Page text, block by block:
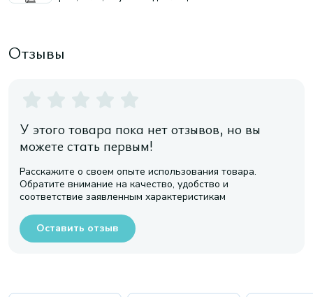
Отзывы
У этого товара пока нет отзывов, но вы
можете стать первым!
Расскажите о своем опыте использования товара.
Обратите внимание на качество, удобство и
соответствие заявленным характеристикам
Оставить отзыв